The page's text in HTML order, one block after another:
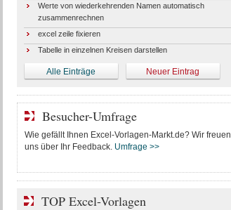
Werte von wiederkehrenden Namen automatisch
zusammenrechnen
excel zeile fixieren
Tabelle in einzelnen Kreisen darstellen
Alle Einträge Neuer Eintrag
Besucher-Umfrage
Wie gefällt Ihnen Excel-Vorlagen-Markt.de? Wir freuen
uns über Ihr Feedback. Umfrage >>
TOP Excel-Vorlagen